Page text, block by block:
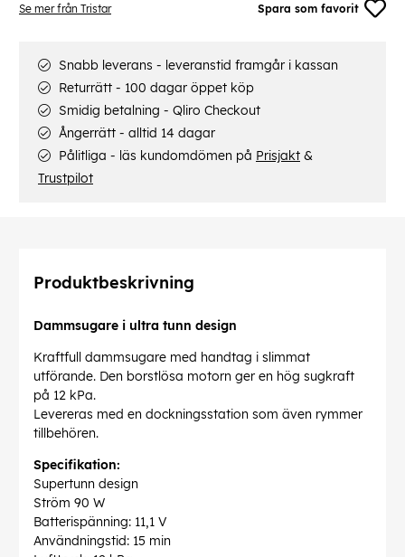
Se mer från Tristar Spara som favorit
Snabb leverans - leveranstid framgår i kassan
Returrätt - 100 dagar öppet köp
Smidig betalning - Qliro Checkout
Ångerrätt - alltid 14 dagar
Pålitliga - läs kundomdömen på Prisjakt &
Trustpilot
Produktbeskrivning
Dammsugare i ultra tunn design
Kraftfull dammsugare med handtag i slimmat
utförande. Den borstlösa motorn ger en hög sugkraft
på 12 kPa.
Levereras med en dockningsstation som även rymmer
tillbehören.
Specifikation:
Supertunn design
Ström 90 W
Batterispänning: 11,1 V
Användningstid: 15 min